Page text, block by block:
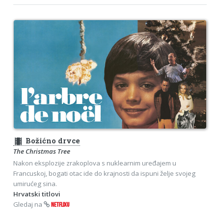
theaters Božićno drvce
The Christmas Tree
Nakon eksplozije zrakoplova s nuklearnim uređajem u
Francuskoj, bogati otac ide do krajnosti da ispuni želje svojeg
umirućeg sina.
Hrvatski titlovi
Gledaj na
NETFLIXU